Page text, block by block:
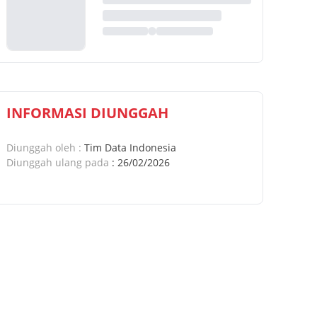
INFORMASI DIUNGGAH
Diunggah oleh : Tim Data Indonesia
Diunggah ulang pada : 26/02/2026